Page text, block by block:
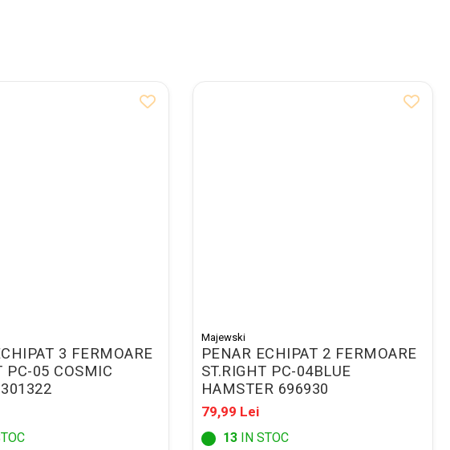
3 FERMOARE
PC-05 COSMIC
Majewski
PENAR ECHIPAT 2 FERMOARE
ST.RIGHT PC-04BLUE
HAMSTER 696930
79,99 Lei
13IN STOC